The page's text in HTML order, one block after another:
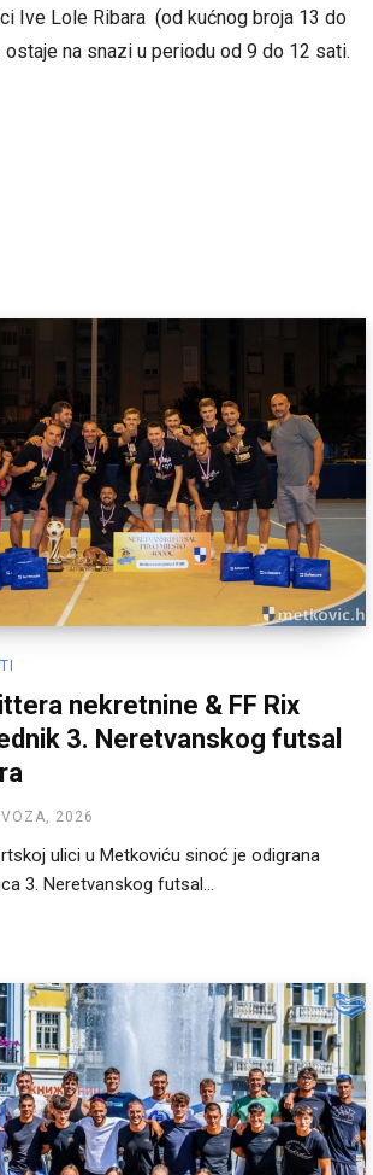
Ive Lole Ribara (od kućnog broja 13 do
na snazi u periodu od 9 do 12 sati.
nekretnine & FF Rix
3. Neretvanskog futsal
2026
ulici u Metkoviću sinoć je odigrana
3. Neretvanskog futsal...